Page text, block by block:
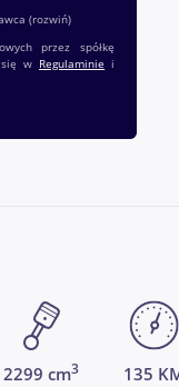
(rozwiń)
przez spółkę
się w Regulaminie i
2299 cm3 135